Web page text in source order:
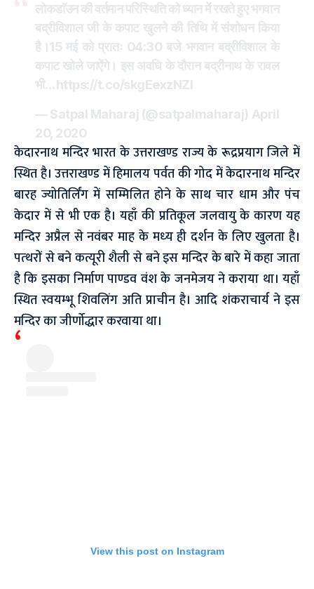
लोकडाॅउन की वर्तमान परिस्थिति को ध्यान में रखते हुए भगवान
बद्रीविशाल जी के कपाट खुलने की तिथि में संशोधन किया
है।15 मई को प्रातः 04:30 बजे भगवान बद्रीविशाल के
कपाट खोले जाऐंगे। इस अवधि के दौरान बद्रीनाथ के रावल
भी…https://t.co/skgEexzNZI
— Satpal Maharaj (@satpalmaharaj) April
20, 2020
केदारनाथ मन्दिर भारत के उत्तराखण्ड राज्य के रूद्रप्रयाग जिले में
स्थित है। उत्तराखण्ड में हिमालय पर्वत की गोद में केदारनाथ मन्दिर
बारह ज्योतिर्लिंग में सम्मिलित होने के साथ चार धाम और पंच
केदार में से भी एक है। यहाँ की प्रतिकूल जलवायु के कारण यह
मन्दिर अप्रैल से नवंबर माह के मध्‍य ही दर्शन के लिए खुलता है।
पत्‍थरों से बने कत्यूरी शैली से बने इस मन्दिर के बारे में कहा जाता
है कि इसका निर्माण पाण्डव वंश के जनमेजय ने कराया था। यहाँ
स्थित स्वयम्भू शिवलिंग अति प्राचीन है। आदि शंकराचार्य ने इस
मन्दिर का जीर्णोद्धार करवाया था।
View this post on Instagram